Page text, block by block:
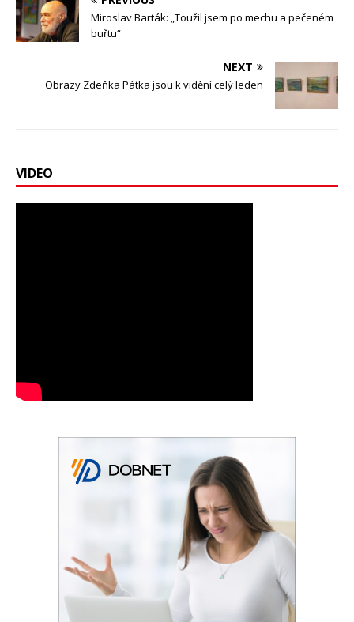
Miroslav Barták: „Toužil jsem po mechu a pečeném
buřtu“
NEXT
Obrazy Zdeňka Pátka jsou k vidění celý leden
VIDEO